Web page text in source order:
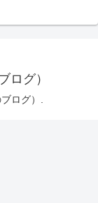
ログ）
ログ）.